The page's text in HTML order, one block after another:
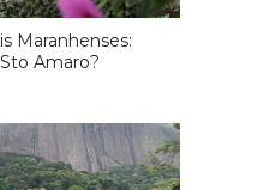
Maranhenses:
Amaro?